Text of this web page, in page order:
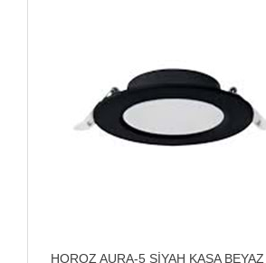
HOROZ AURA-5 SİYAH KASA